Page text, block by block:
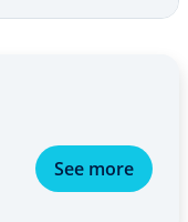
See more